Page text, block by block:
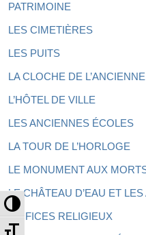
Passer en
Changer la taille de
PATRIMOINE
LES CIMETIÈRES
LES PUITS
LA CLOCHE DE
L’HÔTEL DE VILLE
LES ANCIENNES ÉCOLES
LA TOUR DE L’HORLOGE
LE MONUMENT AUX
LE CHÂTEAU D’EAU ET
EDIFICES RELIGIEUX